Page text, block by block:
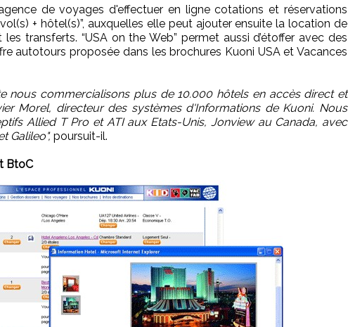
de voyages d'effectuer en ligne cotations et réservations
+ hôtel(s)”, auxquelles elle peut ajouter ensuite la location de
transferts. “USA on the Web” permet aussi d’étoffer avec des
autotours proposée dans les brochures Kuoni USA et Vacances
nous commercialisons plus de 10.000 hôtels en accès direct et
Morel, directeur des systèmes d'Informations de Kuoni. Nous
Allied T Pro et ATI aux Etats-Unis, Jonview au Canada, avec
Galileo", poursuit-il.
BtoC